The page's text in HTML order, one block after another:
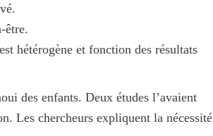
.
être.
hétérogène et fonction des résultats
des enfants. Deux études l’avaient
Les chercheurs expliquent la nécessité